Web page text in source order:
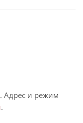
Адрес и режим
.